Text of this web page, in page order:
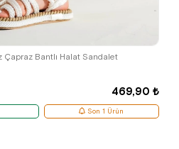
Çapraz Bantlı Halat Sandalet
469,90 ₺
Son 1 Ürün